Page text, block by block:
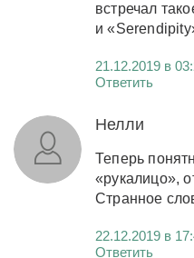
встречал
и
21.12.2019 в
Ответить
Нелли
Теперь
«рукалицо»,
Странное
22.12.2019 в
Ответить